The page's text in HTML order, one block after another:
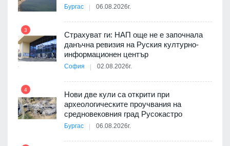
Бургас 06.08.2026г.
3
Страхуват ги: НАП още не е започнала
данъчна ревизия на Руския културно-
информационен център
София 02.08.2026г.
4
Нови две кули са открити при
археологическите проучвания на
средновековния град Русокастро
Бургас 06.08.2026г.